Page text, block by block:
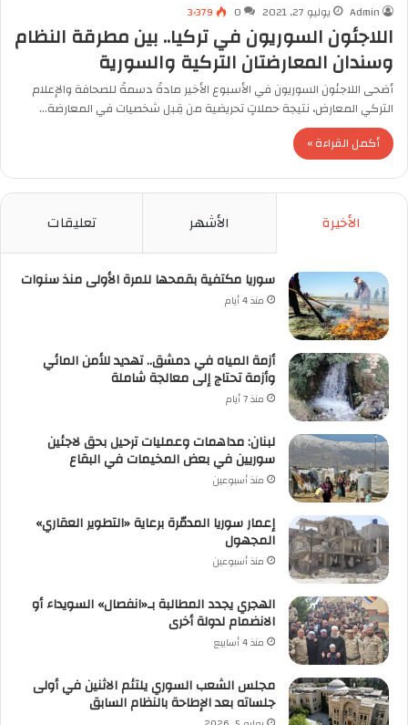
Admin
يوليو 27, 2021 0 3٬379
اللاجئون السوريون في تركيا.. بين مطرقة النظام
وسندان المعارضتان التركية والسورية
أضحى اللاجئون السوريون في الأسبوع الأخير مادةً دسمةً للصحافة والإعلام
التركي المعارض، نتيجة حملاتٍ تحريضية من قِبل شخصيات في المعارضة…
أكمل القراءة »
الأخيرة الأشهر تعليقات
سوريا مكتفية بقمحها للمرة الأولى منذ سنوات
منذ 4 أيام
أزمة المياه في دمشق.. تهديد للأمن المائي
وأزمة تحتاج إلى معالجة شاملة
منذ 7 أيام
لبنان: مداهمات وعمليات ترحيل بحق لاجئين
سوريين في بعض المخيمات في البقاع
منذ أسبوعين
إعمار سوريا المدمّرة برعاية «التطوير العقاري»
المجهول
منذ أسبوعين
الهجري يجدد المطالبة بـ«انفصال» السويداء أو
الانضمام لدولة أخرى
منذ 4 أسابيع
مجلس الشعب السوري يلتئم الاثنين في أولى
جلساته بعد الإطاحة بالنظام السابق